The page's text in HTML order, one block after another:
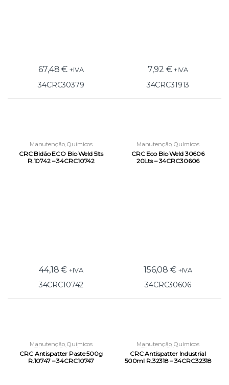
67,48€ +IVA
34CRC30379
7,92 € +IVA
34CRC31913
Manutenção,Químicos
Técnicos,Soldadura
CRC Bidão ECO Bio Weld 5lts
R.10742 – 34CRC10742
44,18€ +IVA
34CRC10742
Manutenção,Químicos
Técnicos, Soldadura
CRC Eco Bio Weld 30606
20Lts – 34CRC30606
156,08 € +IVA
34CRC30606
Manutenção,Químicos
Técnicos Soldadura
CRC Antispatter Paste 500g
R.10747 – 34CRC10747
Manutenção,Químicos
Técnicos Soldadura
CRC Antispatter Industrial
500ml R.32318 – 34CRC32318